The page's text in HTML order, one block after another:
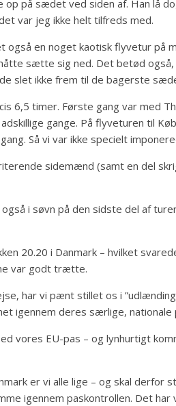
på sædet ved siden af. Han lå
var jeg ikke helt tilfreds med.
en noget kaotisk flyvetur på
sætte sig ned. Det betød
slet ikke frem til de bagerste
6,5 timer. Første gang var med
gange. På flyveturen til
Så vi var ikke specielt
sidemænd (samt en del
i søvn på den sidste del af
20.20 i Danmark – hvilket
var godt trætte.
har vi pænt stillet os i
igennem deres særlige, nationale
vores EU-pas – og lynhurtigt
er vi alle lige – og skal derfor
igennem paskontrollen. Det har